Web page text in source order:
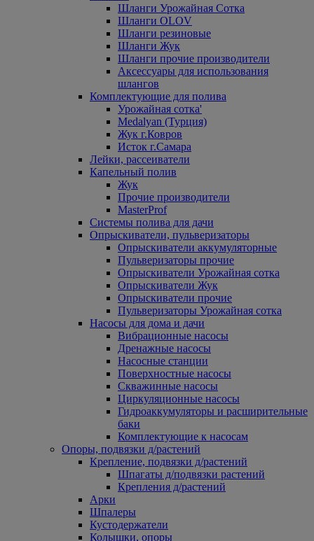
Шланги Урожайная Сотка
Шланги OLOV
Шланги резиновые
Шланги Жук
Шланги прочие производители
Аксессуары для использования
шлангов
Комплектующие для полива
Урожайная сотка'
Medalyan (Турция)
Жук г.Ковров
Исток г.Самара
Лейки, рассеиватели
Капельный полив
Жук
Прочие производители
MasterProf
Системы полива для дачи
Опрыскиватели, пульверизаторы
Опрыскиватели аккумуляторные
Пульверизаторы прочие
Опрыскиватели Урожайная сотка
Опрыскиватели Жук
Опрыскиватели прочие
Пульверизаторы Урожайная сотка
Насосы для дома и дачи
Вибрационные насосы
Дренажные насосы
Насосные станции
Поверхностные насосы
Скважинные насосы
Циркуляционные насосы
Гидроаккумуляторы и расширительные
баки
Комплектующие к насосам
Опоры, подвязки д/растений
Крепление, подвязки д/растений
Шпагаты д/подвязки растений
Крепления д/растений
Арки
Шпалеры
Кустодержатели
Колышки, опоры